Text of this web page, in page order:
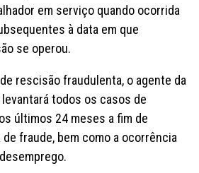
em serviço quando ocorrida
à data em que
se operou.
rescisão fraudulenta, o agente da
todos os casos de
últimos 24 meses a fim de
fraude, bem como a ocorrência